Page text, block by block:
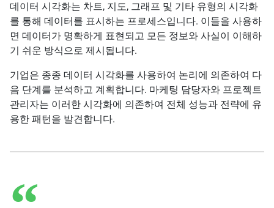
데이터 시각화는 차트, 지도, 그래프 및 기타 유형의 시각화
를 통해 데이터를 표시하는 프로세스입니다. 이들을 사용하
면 데이터가 명확하게 표현되고 모든 정보와 사실이 이해하
기 쉬운 방식으로 제시됩니다.
기업은 종종 데이터 시각화를 사용하여 논리에 의존하여 다
음 단계를 분석하고 계획합니다. 마케팅 담당자와 프로젝트
관리자는 이러한 시각화에 의존하여 전체 성능과 전략에 유
용한 패턴을 발견합니다.